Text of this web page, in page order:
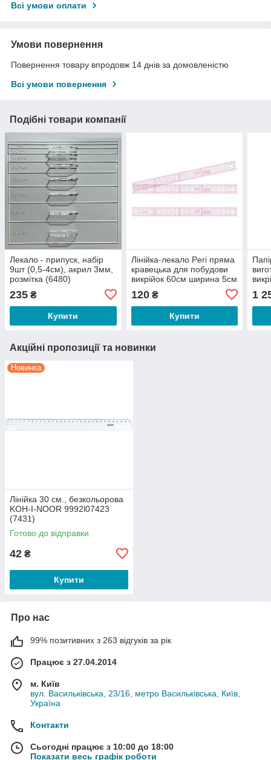
Всі умови оплати
Умови повернення
Повернення товару впродовж 14 днів за домовленістю
Всі умови повернення
Подібні товари компанії
Лекало - припуск, набір
9шт (0,5-4см), акрил 3мм,
розмітка (6480)
235 ₴
Купити
Лінійка-лекало Peri пряма
кравецька для побудови
викрійок 60см ширина 5см
120₴
Купити
1
Акційні пропозиції та новинки
Новинка
Лінійка 30 см., безкольорова
KOH-I-NOOR 9992l07423
(7431)
Готово до відправки
42 ₴
Купити
Про нас
99% позитивних з 263 відгуків за рік
Працює з 27.04.2014
м. Київ
вул. Васильківська, 23/16, метро Васильківська, Київ,
Україна
Контакти
Сьогодні працює з 10:00 до 18:00
Показати весь графік роботи